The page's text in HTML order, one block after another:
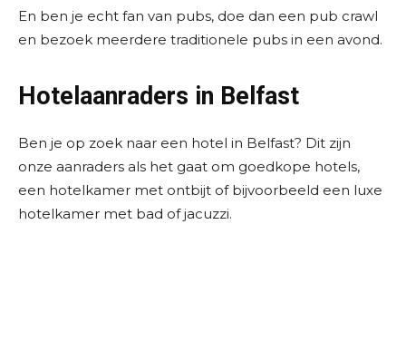
En ben je echt fan van pubs, doe dan een pub crawl
en bezoek meerdere traditionele pubs in een avond.
Hotelaanraders in Belfast
Ben je op zoek naar een hotel in Belfast? Dit zijn
onze aanraders als het gaat om goedkope hotels,
een hotelkamer met ontbijt of bijvoorbeeld een luxe
hotelkamer met bad of jacuzzi.